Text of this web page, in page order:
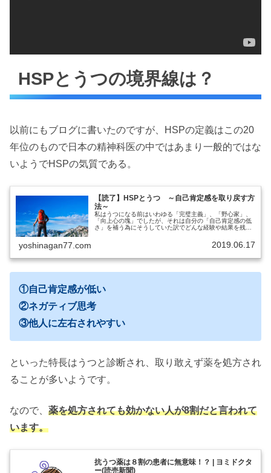
HSPとうつの境界線は？
以前にもブログに書いたのですが、HSPの定義はこの20
年位のもので日本の精神科医の中ではあまり一般的ではな
いようでHSPの気質である。
【読了】HSPとうつ ～自己肯定感を取り戻す方
法～
私はうつになる前はいわゆる「完璧主義」、「野心家」、
「向上心の塊」でしたが、それは自分の「自己肯定感の低
さ」を補う為にそうしていた訳でどんな経験や結果を残し
yoshinagan77.com 2019.06.17
①自己肯定感が低い
②ネガティブ思考
③他人に左右されやすい
といった特長はうつと診断され、取り敢えず薬を処方され
ることが多いようです。
なので、 薬を処方されても効かない人が8割だと言われて
います。
抗うつ薬は８割の患者に無意味！？ | ヨミドクタ
ー(読売新聞)